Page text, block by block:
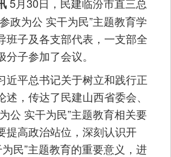
政为公 实干为民”主题教育学
班子及各支部代表，一支部全
子参加了会议。
平总书记关于树立和践行正
，传达了民建山西省委会、
公 实干为民”主题教育相关要
提高政治站位，深刻认识开
民”主题教育的重要意义，进